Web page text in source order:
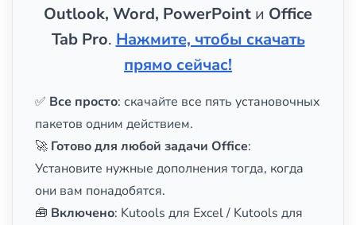
Outlook, Word, PowerPoint и Office
Tab Pro. Нажмите, чтобы скачать
прямо сейчас!
✅ Все просто: скачайте все пять установочных
пакетов одним действием.
🚀 Готово для любой задачи Office:
Установите нужные дополнения тогда, когда
они вам понадобятся.
🧰 Включено: Kutools для Excel / Kutools для